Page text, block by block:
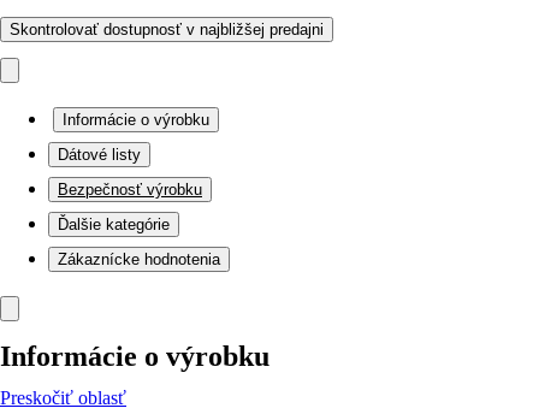
Skontrolovať dostupnosť v najbližšej predajni
Informácie o výrobku
Dátové listy
Bezpečnosť výrobku
Ďalšie kategórie
Zákaznícke hodnotenia
Informácie o výrobku
Preskočiť oblasť